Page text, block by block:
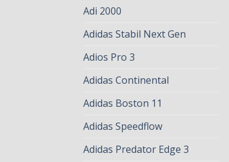
Adi 2000
Adidas Stabil Next Gen
Adios Pro 3
Adidas Continental
Adidas Boston 11
Adidas Speedflow
Adidas Predator Edge 3